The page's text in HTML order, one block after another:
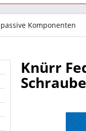
Komponenten
Knürr